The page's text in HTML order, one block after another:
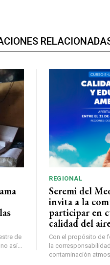
de
así...
REGIONAL
Seremi del
invita a la
participar en
calidad del
Con el propósito de
la
contaminación